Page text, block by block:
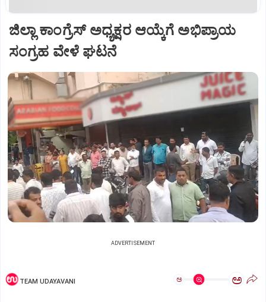
ಜಿಲ್ಲಾ ಕಾಂಗ್ರೆಸ್ ಅಧ್ಯಕ್ಷರ ಆಯ್ಕೆಗೆ ಅಭಿಪ್ರಾಯ
ಸಂಗ್ರಹ ವೇಳೆ ಘಟನೆ
ADVERTISEMENT
TEAM UDAYAVANI ಅ ಅ